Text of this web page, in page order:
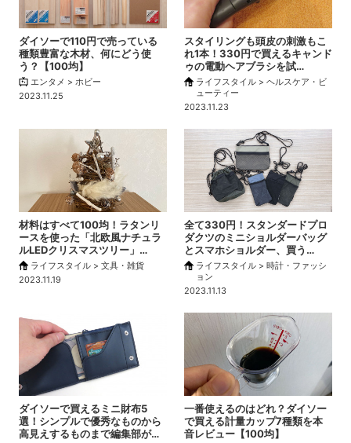
ダイソーで110円で売っている
種類豊富な木材、何にどう使
う？【100均】
エンタメ > ホビー
2023.11.25
スタイリングも頭皮の刺激もこ
れ1本！330円で買えるキャンド
ゥの電動ヘアブラシを試…
ライフスタイル > ヘルスケア・ビ
ューティー
2023.11.23
材料はすべて100均！ラタンリ
ースを使った「北欧風ナチュラ
ルLEDクリスマスツリー」…
ライフスタイル > 文具・雑貨
2023.11.19
全て330円！スタンダードプロ
ダクツのミニショルダーバッグ
とスマホショルダー、買う…
ライフスタイル > 時計・ファッシ
ョン
2023.11.13
ダイソーで買えるミニ財布5
選！シンプルで優秀なものから
高見えするものまで編集部が…
一番使えるのはどれ？ダイソー
で買える計量カップ7種類を本
音レビュー【100均】